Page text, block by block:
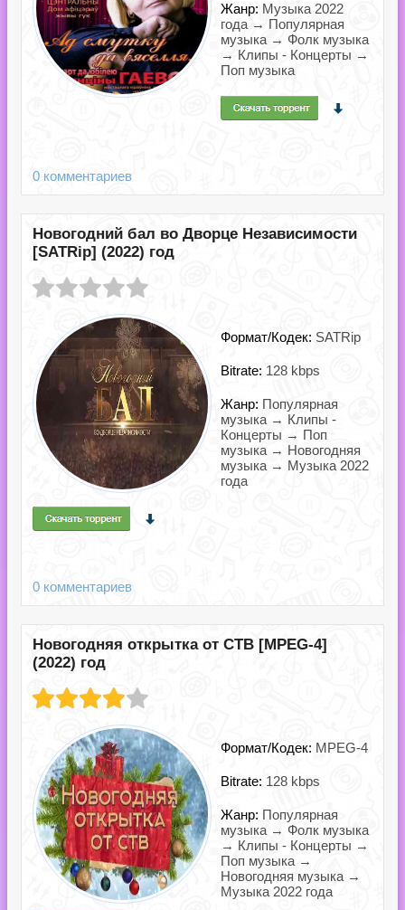
Жанр: Музыка 2022
года → Популярная
музыка → Фолк музыка
→ Клипы - Концерты →
Поп музыка
0 комментариев
Новогодний бал во Дворце Независимости
[SATRip] (2022) год
Формат/Кодек: SATRip
Bitrate: 128 kbps
Жанр: Популярная
музыка → Клипы -
Концерты → Поп
музыка → Новогодняя
музыка → Музыка 2022
года
0 комментариев
Новогодняя открытка от СТВ [MPEG-4]
(2022) год
Формат/Кодек: MPEG-4
Bitrate: 128 kbps
Жанр: Популярная
музыка → Фолк музыка
→ Клипы - Концерты →
Поп музыка →
Новогодняя музыка →
Музыка 2022 года